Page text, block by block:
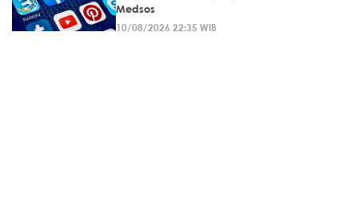
Medsos
10/08/2026 22:35 WIB